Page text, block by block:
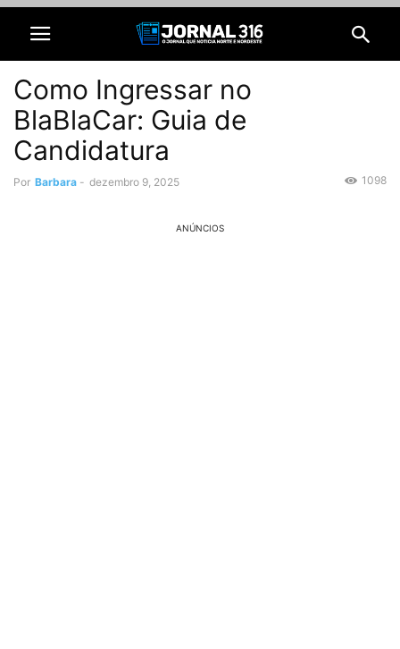
Como Ingressar no
BlaBlaCar: Guia de
Candidatura
Por Barbara - dezembro 9, 2025 1098
ANÚNCIOS